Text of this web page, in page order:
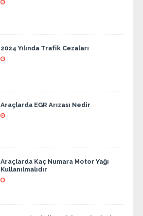
2024 Yılında Trafik Cezaları
Araçlarda EGR Arızası Nedir
Araçlarda Kaç Numara Motor Yağı
Kullanılmalıdır